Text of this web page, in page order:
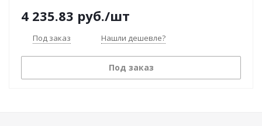
4 235.83 руб./шт
Под заказ Нашли дешевле?
Под заказ